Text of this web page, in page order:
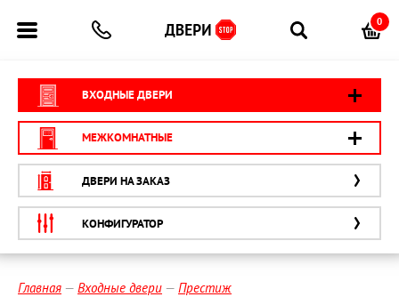
0
ВХОДНЫЕ ДВЕРИ
МЕЖКОМНАТНЫЕ
ДВЕРИ НА ЗАКАЗ
КОНФИГУРАТОР
Главная Входные двери Престиж